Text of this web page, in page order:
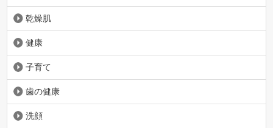
乾燥肌
健康
子育て
歯の健康
洗顔